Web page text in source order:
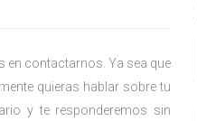
en contactarnos. Ya sea que
quieras hablar sobre tu
y te responderemos sin